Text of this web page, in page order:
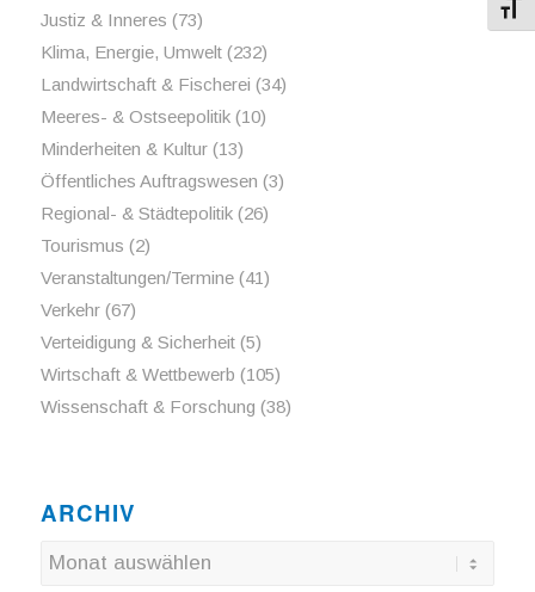
Justiz & Inneres (73)
Klima, Energie, Umwelt(232)
Landwirtschaft & Fischerei (34)
Meeres- & Ostseepolitik(10)
Minderheiten & Kultur(13)
Öffentliches Auftragswesen (3)
Regional- & Städtepolitik(26)
Tourismus (2)
Veranstaltungen/Termine(41)
Verkehr(67)
Verteidigung & Sicherheit(5)
Wirtschaft & Wettbewerb (105)
Wissenschaft & Forschung (38)
ARCHIV